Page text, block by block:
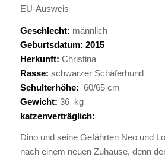
EU-Ausweis
Geschlecht: männlich
Geburtsdatum: 2015
Herkunft: Christina
Rasse: schwarzer Schäferhund
Schulterhöhe: 60/65 cm
Gewicht: 36 kg
katzenverträglich:
Dino und seine Gefährten Neo und
nach einem neuen Zuhause, denn